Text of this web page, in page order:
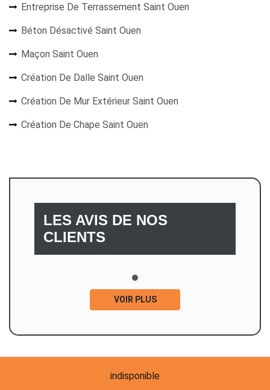
Entreprise De Terrassement Saint Ouen
Béton Désactivé Saint Ouen
Maçon Saint Ouen
Création De Dalle Saint Ouen
Création De Mur Extérieur Saint Ouen
Création De Chape Saint Ouen
LES AVIS DE NOS
CLIENTS
VOIR PLUS
indisponible